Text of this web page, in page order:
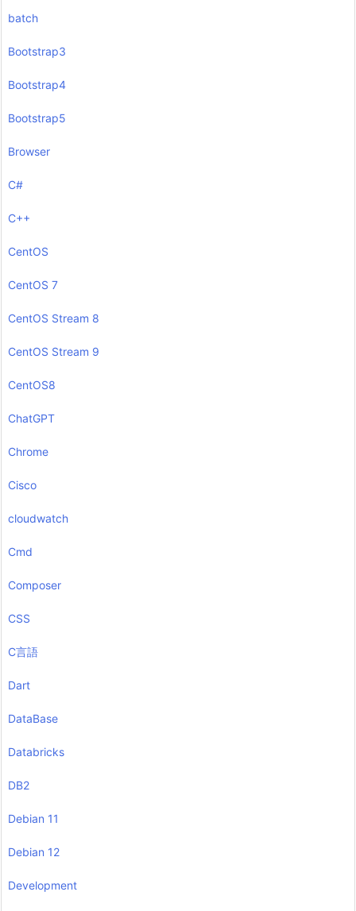
batch
Bootstrap3
Bootstrap4
Bootstrap5
Browser
C#
C++
CentOS
CentOS 7
CentOS Stream 8
CentOS Stream 9
CentOS8
ChatGPT
Chrome
Cisco
cloudwatch
Cmd
Composer
CSS
C言語
Dart
DataBase
Databricks
DB2
Debian 11
Debian 12
Development